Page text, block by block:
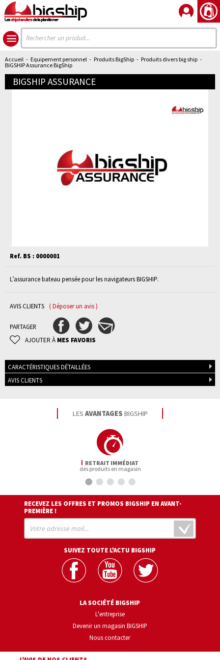
Lesshipchandlersde la planète mer
Accueil - Equipement personnel - Produits BigShip - Produits divers big ship -
BIGSHIP Assurance BigShip
BIGSHIP ASSURANCE
Ref. BS : 0000001
L’assurance bateau pensée pour les navigateurs BIGSHIP.
AVIS CLIENTS ( Déposer un avis )
PARTAGER
AJOUTER À MES FAVORIS
CARACTÉRISTIQUES DÉTAILLÉES
AVIS CLIENTS
LES AVANTAGES BIGSHIP
RETRAIT IMMÉDIAT
des produits en magasin
RECEVEZ LES OFFRES ET PROMOS BIGSHIP EN AVANT-
PREMIÈRE !
SUIVEZ TOUTE L'ACTU BIGSHIP
LA SOCIÉTÉ BIGSHIP
L'entreprise
Devenir un magasin BIGSHIP
Nous contacter